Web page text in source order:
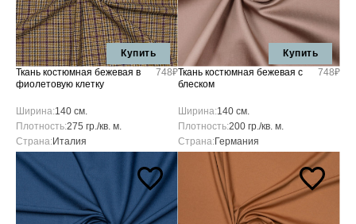
Купить
Ткань костюмная бежевая в
фиолетовую клетку
748₽
Ширина:140 см.
Плотность:275 гр./кв. м.
Страна:Италия
Купить
Ткань костюмная бежевая с
блеском
748₽
Ширина:140 см.
Плотность:200 гр./кв. м.
Страна:Германия